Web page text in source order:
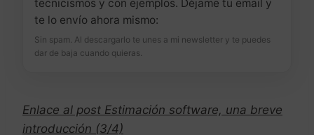
tecnicismos y con ejemplos. Déjame tu email y
te lo envío ahora mismo:
Sin spam. Al descargarlo te unes a mi newsletter y te puedes
dar de baja cuando quieras.
Enlace al post Estimación software, una breve
introducción (3/4)